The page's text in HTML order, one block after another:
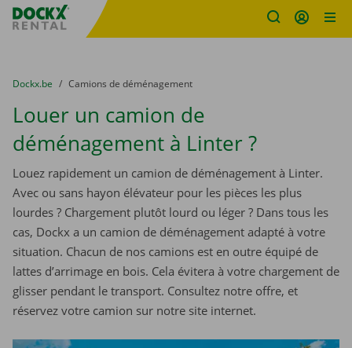
sitename
You are here:
du
Dockx.be to
Camions de déménagement
Louer un camion de
déménagement à Linter ?
Louez rapidement un camion de déménagement à Linter.
Avec ou sans hayon élévateur pour les pièces les plus
lourdes ? Chargement plutôt lourd ou léger ? Dans tous les
cas, Dockx a un camion de déménagement adapté à votre
situation. Chacun de nos camions est en outre équipé de
lattes d’arrimage en bois. Cela évitera à votre chargement de
glisser pendant le transport. Consultez notre offre, et
réservez votre camion sur notre site internet.